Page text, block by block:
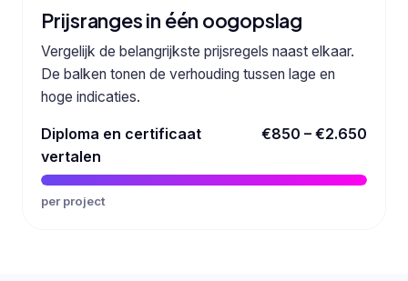
Prijsranges in één oogopslag
Vergelijk de belangrijkste prijsregels naast elkaar.
De balken tonen de verhouding tussen lage en
hoge indicaties.
Diploma en certificaat
vertalen
€850 – €2.650
per project